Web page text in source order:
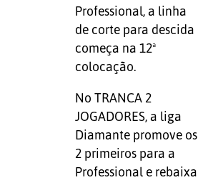
Professional, a linha
de corte para descida
começa na 12ª
colocação.
No TRANCA 2
JOGADORES, a liga
Diamante promove os
2 primeiros para a
Professional e rebaixa